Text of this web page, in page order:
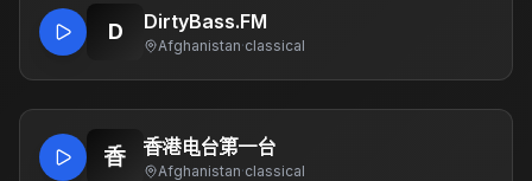
D DirtyBass.FM
Afghanistan·classical
香 香港电台第一台
Afghanistan·classical